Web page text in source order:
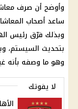
وأوضح أن صرف
ساعد أصحاب
وبذلك فرّق رئيس
بتحديث السيستم،
وهو ما وصفه بأنه
لا يفوتك